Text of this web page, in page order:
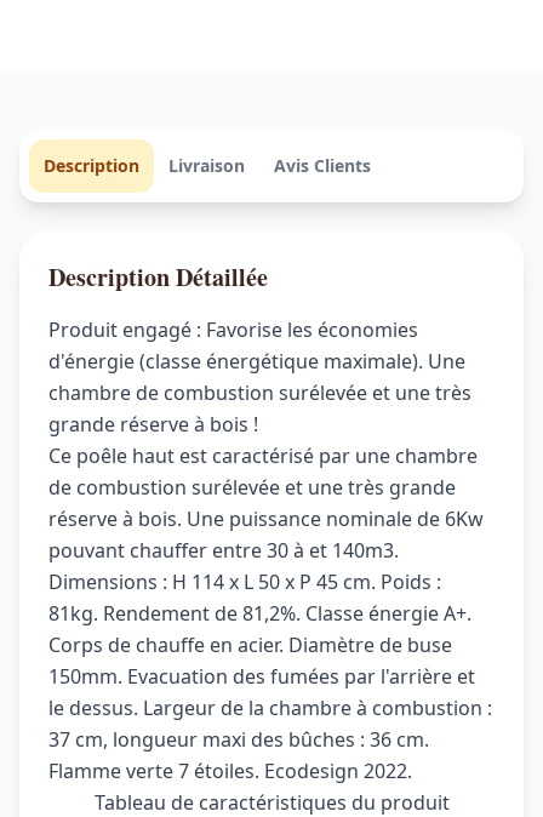
€
1
.
2
6
9
,
0
0
.
0
6
9
,
0
0
.
Description Livraison Avis Clients
Description Détaillée
Produit engagé : Favorise les économies
d'énergie (classe énergétique maximale). Une
chambre de combustion surélevée et une très
grande réserve à bois !
Ce poêle haut est caractérisé par une chambre
de combustion surélevée et une très grande
réserve à bois. Une puissance nominale de 6Kw
pouvant chauffer entre 30 à et 140m3.
Dimensions : H 114 x L 50 x P 45 cm. Poids :
81kg. Rendement de 81,2%. Classe énergie A+.
Corps de chauffe en acier. Diamètre de buse
150mm. Evacuation des fumées par l'arrière et
le dessus. Largeur de la chambre à combustion :
37 cm, longueur maxi des bûches : 36 cm.
Flamme verte 7 étoiles. Ecodesign 2022.
Tableau de caractéristiques du produit